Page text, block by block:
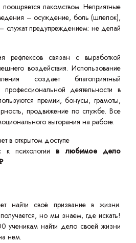
лакомством. Неприятные
– осуждение, боль (шлепок),
служат предупреждением: не делай
рефлексов связан с выработкой
воздействия. Использование
создает благоприятный
деятельности в
премии, бонусы, грамоты,
продвижение по службе. Все
выгорания на работе.
в открытом доступе
к психологии в любимое дело
найти своё призвание в жизни.
но мы знаем, где искать!
ученикам найти дело своей жизни
нем.